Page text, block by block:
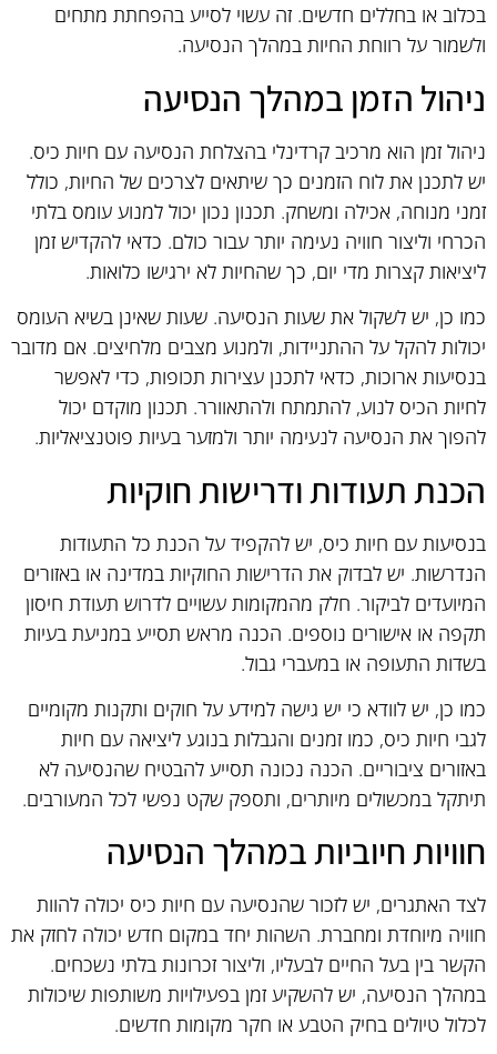
בכלוב או בחללים חדשים. זה עשוי לסייע בהפחתת מתחים
ולשמור על רווחת החיות במהלך הנסיעה.
ניהול הזמן במהלך הנסיעה
ניהול זמן הוא מרכיב קרדינלי בהצלחת הנסיעה עם חיות כיס.
יש לתכנן את לוח הזמנים כך שיתאים לצרכים של החיות, כולל
זמני מנוחה, אכילה ומשחק. תכנון נכון יכול למנוע עומס בלתי
הכרחי וליצור חוויה נעימה יותר עבור כולם. כדאי להקדיש זמן
ליציאות קצרות מדי יום, כך שהחיות לא ירגישו כלואות.
כמו כן, יש לשקול את שעות הנסיעה. שעות שאינן בשיא העומס
יכולות להקל על ההתניידות, ולמנוע מצבים מלחיצים. אם מדובר
בנסיעות ארוכות, כדאי לתכנן עצירות תכופות, כדי לאפשר
לחיות הכיס לנוע, להתמתח ולהתאוורר. תכנון מוקדם יכול
להפוך את הנסיעה לנעימה יותר ולמזער בעיות פוטנציאליות.
הכנת תעודות ודרישות חוקיות
בנסיעות עם חיות כיס, יש להקפיד על הכנת כל התעודות
הנדרשות. יש לבדוק את הדרישות החוקיות במדינה או באזורים
המיועדים לביקור. חלק מהמקומות עשויים לדרוש תעודת חיסון
תקפה או אישורים נוספים. הכנה מראש תסייע במניעת בעיות
בשדות התעופה או במעברי גבול.
כמו כן, יש לוודא כי יש גישה למידע על חוקים ותקנות מקומיים
לגבי חיות כיס, כמו זמנים והגבלות בנוגע ליציאה עם חיות
באזורים ציבוריים. הכנה נכונה תסייע להבטיח שהנסיעה לא
תיתקל במכשולים מיותרים, ותספק שקט נפשי לכל המעורבים.
חוויות חיוביות במהלך הנסיעה
לצד האתגרים, יש לזכור שהנסיעה עם חיות כיס יכולה להוות
חוויה מיוחדת ומחברת. השהות יחד במקום חדש יכולה לחזק את
הקשר בין בעל החיים לבעליו, וליצור זכרונות בלתי נשכחים.
במהלך הנסיעה, יש להשקיע זמן בפעילויות משותפות שיכולות
לכלול טיולים בחיק הטבע או חקר מקומות חדשים.